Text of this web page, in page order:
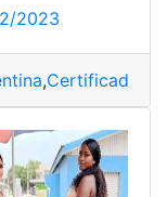
,Vehículos
2023
,Certificado